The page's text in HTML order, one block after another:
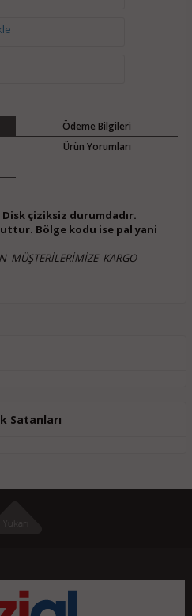
Ödeme Bilgileri
Ürün Yorumları
Disk çiziksiz durumdadır.
Bölge kodu ise pal yani
MÜŞTERİLERİMİZE KARGO
Satanları